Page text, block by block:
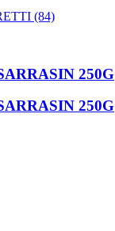
(84)
250G
250G